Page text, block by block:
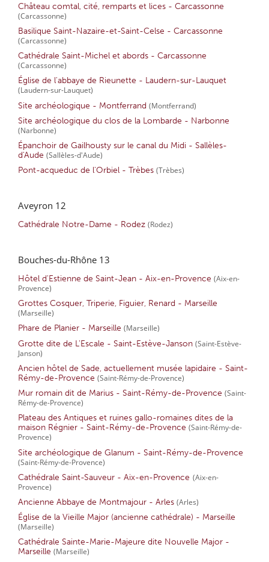
Château comtal, cité, remparts et lices - Carcassonne
(Carcassonne)
Basilique Saint-Nazaire-et-Saint-Celse - Carcassonne
(Carcassonne)
Cathédrale Saint-Michel et abords - Carcassonne
(Carcassonne)
Église de l'abbaye de Rieunette - Laudern-sur-Lauquet
(Laudern-sur-Lauquet)
Site archéologique - Montferrand (Montferrand)
Site archéologique du clos de la Lombarde - Narbonne
(Narbonne)
Épanchoir de Gailhousty sur le canal du Midi - Sallèles-
d'Aude (Sallèles-d'Aude)
Pont-acqueduc de l'Orbiel - Trèbes (Trèbes)
Aveyron 12
Cathédrale Notre-Dame - Rodez (Rodez)
Bouches-du-Rhône 13
Hôtel d'Estienne de Saint-Jean - Aix-en-Provence (Aix-en-
Provence)
Grottes Cosquer, Triperie, Figuier, Renard - Marseille
(Marseille)
Phare de Planier - Marseille (Marseille)
Grotte dite de L'Escale - Saint-Estève-Janson (Saint-Estève-
Janson)
Ancien hôtel de Sade, actuellement musée lapidaire - Saint-
Rémy-de-Provence (Saint-Rémy-de-Provence)
Mur romain dit de Marius - Saint-Rémy-de-Provence (Saint-
Rémy-de-Provence)
Plateau des Antiques et ruines gallo-romaines dites de la
maison Régnier - Saint-Rémy-de-Provence (Saint-Rémy-de-
Provence)
Site archéologique de Glanum - Saint-Rémy-de-Provence
(Saint-Rémy-de-Provence)
Cathédrale Saint-Sauveur - Aix-en-Provence (Aix-en-
Provence)
Ancienne Abbaye de Montmajour - Arles (Arles)
Église de la Vieille Major (ancienne cathédrale) - Marseille
(Marseille)
Cathédrale Sainte-Marie-Majeure dite Nouvelle Major -
Marseille (Marseille)